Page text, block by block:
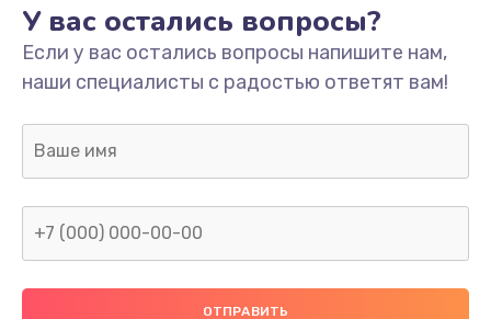
У вас остались вопросы?
Если у вас остались вопросы напишите нам,
наши специалисты с радостью ответят вам!